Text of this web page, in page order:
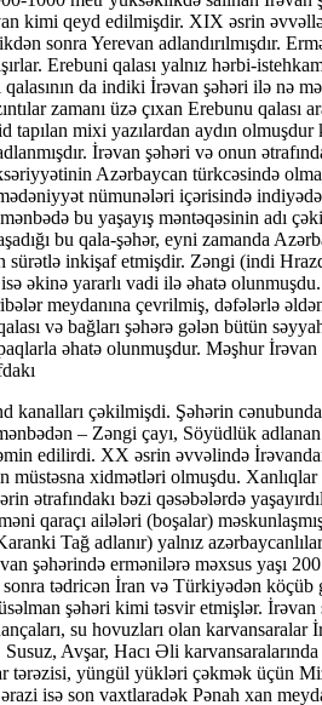
kimi qeyd edilmişdir. XIX əsrin
sonra Yerevan adlandırılmışdır.
Erebuni qalası yalnız hərbi-
da indiki İrəvan şəhəri ilə nə
zamanı üzə çıxan Erebunu
mixi yazılardan aydın
İrəvan şəhəri və onun
Azərbaycan türkcəsində
nümunələri içərisində
bu yaşayış məntəqəsinin adı
bu qala-şəhər, eyni zamanda
inkişaf etmişdir. Zəngi (indi
yararlı vadi ilə əhatə
meydanına çevrilmiş, dəfələrlə
və bağları şəhərə gələn bütün
əhatə olunmuşdur. Məşhur
Dəyirmanlı, Məscid, Fəhlə bazarı, Təpəbaşı, Qəbiristan, Naib, Mir Cəfər, Rüstəm xan, İmamrə, Korbulaq, Bəy, Kətan, Dükanlı, Sallaxlar və s. Bağlar diyarı İrəvanda və onun ətrafında 1473 bağ mövcud olmuşdur ki, onlardan 772-si şəhərin içərisində idi. Sərdar bağı, Dəlmə, Abbasdərəsi, Abuhəyat, Keşağlı, Qızılqala, Dərə bağı, Səvzikəri, Xosrovabad, Söyüdlü, Qul dərəsi, Kənkan, Kərpicxana bağlarının ad-sanı İrəvandan çox- çox uzaqlara yayılmışdı. İrəvan bağlarının bəzi məhsulları qurudulmuş şəkildə Avropaya ixrac edilirdi. Şəhərdə və onun ətrafında 45 dəyirman mövcud idi. Azərbaycanlılara məxsus Hacıbəyim, Məhəmməd xan, Sübhanqulu xan, Qala, Xan, Doqquz dəyirmanlar şəhərin ən böyük dəyir­manları olmuşdur. Tarixi ədəbiyyatda İrəvan şəhərində 15-ə yaxın məscidin və iki erməni kilsəsinin adları keçir. Göy məscid (yaxud Hüseynəli xan), Qala məscidi (Sərdar, yaxud Abbas Mirzə), Şah Abbas, Təpəbaşı, Zal xan (yaxud Şəhər), Sərtib xan, Hacı Novruzəli bəy, Dəmirbulaq, Hacı Cəfər bəy, Rəcəb paşa, Məhəmməd Sərtib xan, Hacı İnam məscidlərinin minarələri uzaqdan İrəvanın müsəl­man şəhəri olmasını nişan verirdi. Ermənistanda sovet hakimiyyəti qurulduqdan sonra məs­cidlər bir-birinin ardınca dağıdılmışdır. Cənubi Qafqazın ən böyük məscidi olan Göy məsciddə İrəvan şəhərinin tarix muzeyi yerləşdirilmiş, Zal xan məscidi rəssamların sərgi salonuna çevrilmişdi. Yalnız Dəmirbulaq məscidi 1988-ci ilədək öz məqsədinə xidmət edirdi, hazırda həmin məscid də yer üzündən silinmiş, onun yerində hündürmərtəbəli bina ucaldılmışdır. Şəhərdə məscidlərlə yanaşı mövcud olan Poğos-Petros və Katoğke kilsələri vaxtilə xristian missionerlərinin vəsaiti hesabına tikilmişdi və məqsəd ermənilərin şəhərə axınını təmin et­məkdən ibarət idi. 1918-ci ildə Cənubi